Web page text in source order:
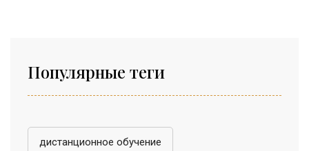
Популярные теги
дистанционное обучение